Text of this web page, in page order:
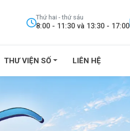
Thứ hai - thứ sáu
8:00 - 11:30 và 13:30 - 17:00
THƯ VIỆN SỐ LIÊN HỆ